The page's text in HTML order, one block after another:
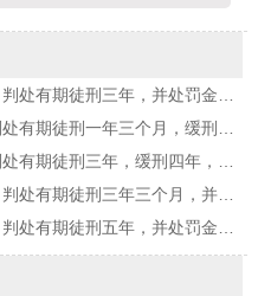
刑三年，并处罚金人民币六十万元。
，缓刑一年三个月，并处罚金人民币五万元。
刑四年，并处罚金人民币5万元，上缴国库
三个月，并处罚金人民币一百一十七万元。
刑五年，并处罚金人民币五十万元。